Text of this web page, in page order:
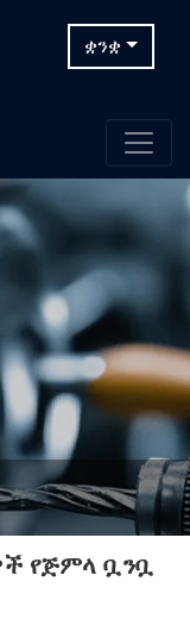
ቋንቋ
የጅምላ ቧንቧ